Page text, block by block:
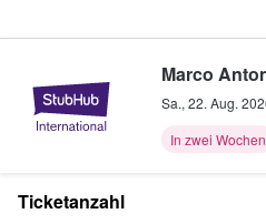
StubHub -
Marco
Sa., 22. Aug.
In zwei Wochen
Ticketanzahl